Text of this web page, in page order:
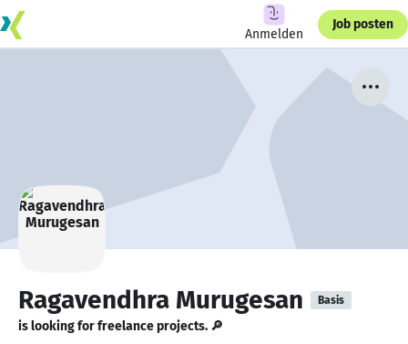
Anmelden
Job posten
Ragavendhra Murugesan Basis
is looking for freelance projects. 🔎